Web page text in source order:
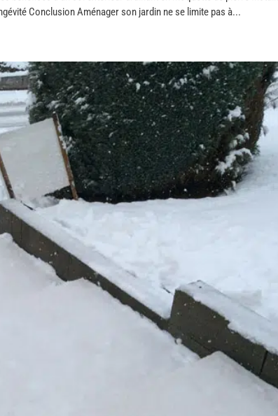
Conclusion Aménager son jardin ne se limite pas à...